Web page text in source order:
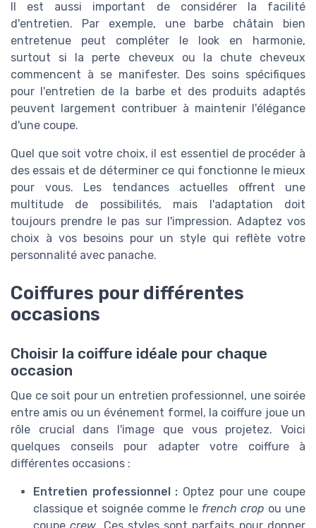
Il est aussi important de considérer la facilité
d'entretien. Par exemple, une barbe châtain bien
entretenue peut compléter le look en harmonie,
surtout si la perte cheveux ou la chute cheveux
commencent à se manifester. Des soins spécifiques
pour l'entretien de la barbe et des produits adaptés
peuvent largement contribuer à maintenir l'élégance
d'une coupe.
Quel que soit votre choix, il est essentiel de procéder à
des essais et de déterminer ce qui fonctionne le mieux
pour vous. Les tendances actuelles offrent une
multitude de possibilités, mais l'adaptation doit
toujours prendre le pas sur l'impression. Adaptez vos
choix à vos besoins pour un style qui reflète votre
personnalité avec panache.
Coiffures pour différentes
occasions
Choisir la coiffure idéale pour chaque
occasion
Que ce soit pour un entretien professionnel, une soirée
entre amis ou un événement formel, la coiffure joue un
rôle crucial dans l'image que vous projetez. Voici
quelques conseils pour adapter votre coiffure à
différentes occasions :
Entretien professionnel : Optez pour une coupe
classique et soignée comme le french crop ou une